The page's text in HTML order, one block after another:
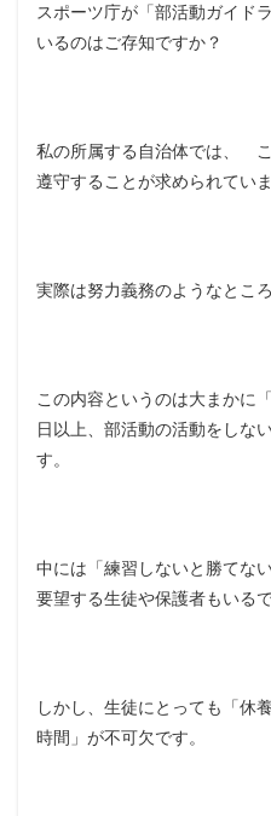
スポーツ庁が「部活動ガイド
いるのはご存知ですか？
私の所属する自治体では、
遵守することが求められていま
実際は努力義務のようなとこ
この内容というのは大まかに
日以上、部活動の活動をしな
す。
中には「練習しないと勝てな
要望する生徒や保護者もいるで
しかし、生徒にとっても「休
時間」が不可欠です。